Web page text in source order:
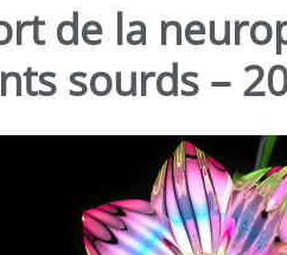
de la
sourds –